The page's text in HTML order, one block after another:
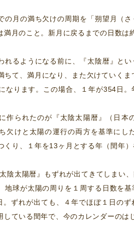
の月の満ち欠けの周期を「朔望月（
満月のこと。新月に戻るまでの日数は
れるようになる前に、『太陰暦』と
ちて、満月になり、また欠けていく
なります。この場合、１年が354日
作られたのが『太陰太陽暦』（日本
欠けと太陽の運行の両方を基準にし
くり、１年を13ヶ月とする年（閏年
陰太陽暦』もずれが出てきてしまい
地球が太陽の周りを１周する日数を
。ずれが出ても、４年でほぼ１日の
している閏年で、今のカレンダーのは